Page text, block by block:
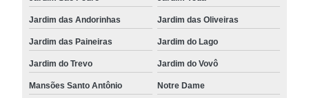
Jardim das Andorinhas Jardim das Oliveiras
Jardim das Paineiras Jardim do Lago
Jardim do Trevo Jardim do Vovô
Mansões Santo Antônio Notre Dame